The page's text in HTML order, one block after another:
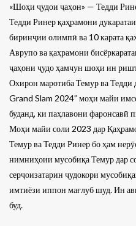
«Шоҳи ҷудои ҷаҳон» — Тедди
Тедди Ринер қаҳрамони
биринҷии олимпӣ ва 10 карата
Аврупо ва қаҳрамони
ҷаҳони ҷудо ҳамчун шоҳи ин
Охирон маротиба Темур ва
Grand Slam 2024” моҳи майи
буданд, ки паҳлавони фаронсавӣ
Моҳи майи соли 2023 дар
Темур ва Тедди Ринер бо ҳам
нимниҳоии мусобиқа Темур дар
серҷоизатарин ҷудокори
имтиёзи иппон мағлуб шуд. Ин
буд.